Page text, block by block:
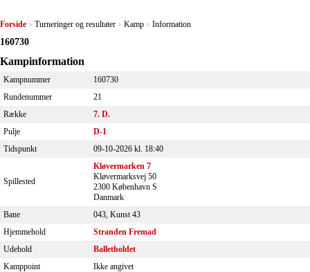
Forside > Turneringer og resultater > Kamp > Information
160730
Kampinformation
Kampnummer
160730
Rundenummer
21
Række
7. D.
Pulje
D-1
Tidspunkt
09-10-2026 kl. 18:40
Spillested
Kløvermarken 7
Kløvermarksvej 50
2300 København S
Danmark
Bane
043, Kunst 43
Hjemmehold
Stranden Fremad
Udehold
Balletholdet
Kamppoint
Ikke angivet